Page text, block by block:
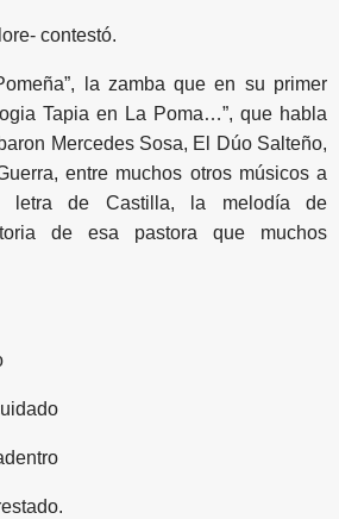
contestó.
la zamba que en su primer
Tapia en La Poma…”, que habla
Mercedes Sosa, El Dúo Salteño,
entre muchos otros músicos a
letra de Castilla, la melodía de
de esa pastora que muchos